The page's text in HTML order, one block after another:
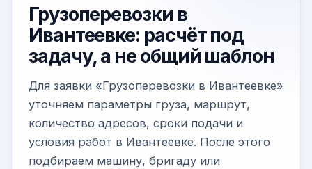
Грузоперевозки в
Ивантеевке: расчёт под
задачу, а не общий шаблон
Для заявки «Грузоперевозки в Ивантеевке»
уточняем параметры груза, маршрут,
количество адресов, сроки подачи и
условия работ в Ивантеевке. После этого
подбираем машину, бригаду или